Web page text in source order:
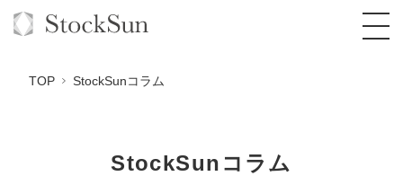
オーダーメイド支援
TOP StockSunコラム
StockSunコラム